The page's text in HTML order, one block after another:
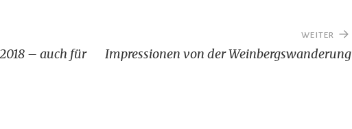
– auch für
WEITER
Impressionen von der Weinbergswanderung